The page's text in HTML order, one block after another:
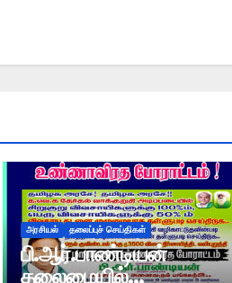
அரசியல் தலைப்புச் செய்திகள்
பி.ஆர்.பாண்டியன்
தலைமையில்